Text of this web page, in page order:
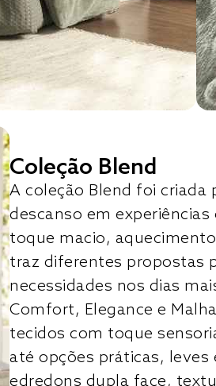
Coleção Blend
A coleção Blend foi
descanso em
toque macio,
traz diferentes propostas
necessidades nos dias
Comfort, Elegance e
tecidos com toque
até opções práticas,